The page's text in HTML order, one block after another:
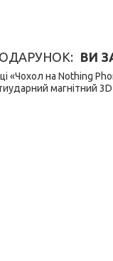
ВИ
«Чохол на Nothing
магнітний 3D